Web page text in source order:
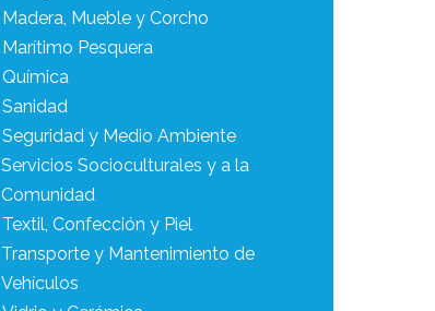
Madera, Mueble y Corcho
Marítimo Pesquera
Química
Sanidad
Seguridad y Medio Ambiente
Servicios Socioculturales y a la
Comunidad
Textil, Confección y Piel
Transporte y Mantenimiento de
Vehículos